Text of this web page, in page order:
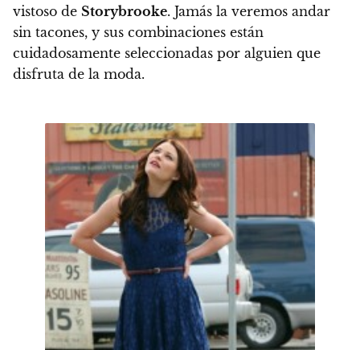
vistoso de Storybrooke. Jamás la veremos andar
sin tacones, y sus combinaciones están
cuidadosamente seleccionadas por alguien que
disfruta de la moda.